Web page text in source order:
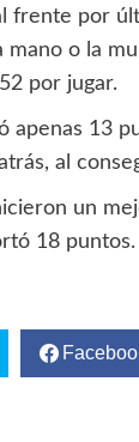
frente por
mano o la
por jugar.
apenas 13
al
un
18 puntos.